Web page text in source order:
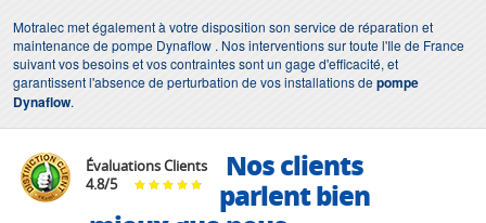
Motralec met également à votre disposition son service de réparation et
maintenance de pompe Dynaflow . Nos interventions sur toute l'Ile de France
suivant vos besoins et vos contraintes sont un gage d'efficacité, et
garantissent l'absence de perturbation de vos installations depompe
Dynaflow.
Évaluations Clients
4.8/5
Nos clients
parlent bien